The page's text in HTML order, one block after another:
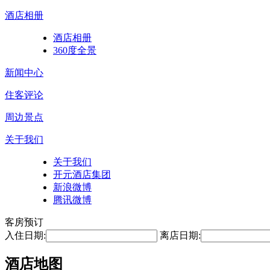
酒店相册
酒店相册
360度全景
新闻中心
住客评论
周边景点
关于我们
关于我们
开元酒店集团
新浪微博
腾讯微博
客房预订
入住日期:
离店日期:
酒店地图